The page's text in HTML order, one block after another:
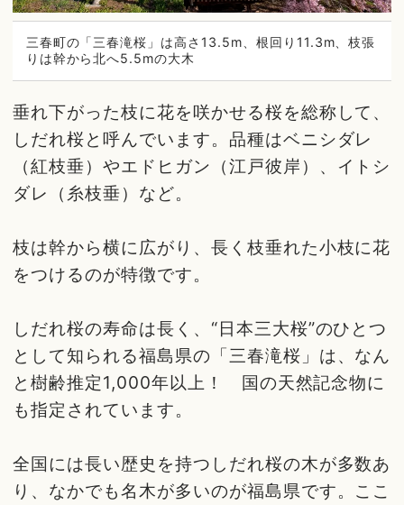
三春町の「三春滝桜」は高さ13.5m、根回り11.3m、枝張
りは幹から北へ5.5mの大木
垂れ下がった枝に花を咲かせる桜を総称して、
しだれ桜と呼んでいます。品種はベニシダレ
（紅枝垂）やエドヒガン（江戸彼岸）、イトシ
ダレ（糸枝垂）など。
枝は幹から横に広がり、長く枝垂れた小枝に花
をつけるのが特徴です。
しだれ桜の寿命は長く、“日本三大桜”のひとつ
として知られる福島県の「三春滝桜」は、なん
と樹齢推定1,000年以上！ 国の天然記念物に
も指定されています。
全国には長い歴史を持つしだれ桜の木が多数あ
り、なかでも名木が多いのが福島県です。ここ